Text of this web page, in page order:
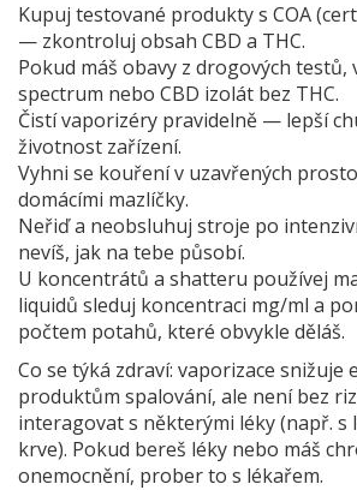
Kupuj testované produkty s COA
— zkontroluj obsah CBD a THC.
Pokud máš obavy z drogových testů,
spectrum nebo CBD izolát bez THC.
Čistí vaporizéry pravidelně — lepší
životnost zařízení.
Vyhni se kouření v uzavřených
domácími mazlíčky.
Neřiď a neobsluhuj stroje po
nevíš, jak na tebe působí.
U koncentrátů a shatteru používej
liquidů sleduj koncentraci mg/ml a
počtem potahů, které obvykle děláš.
Co se týká zdraví: vaporizace snižuje
produktům spalování, ale není bez
interagovat s některými léky (např. s
krve). Pokud bereš léky nebo máš
onemocnění, prober to s lékařem.